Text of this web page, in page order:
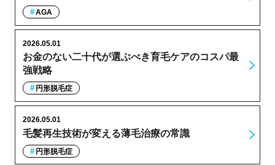
AGA
お金のない二十代が選ぶべき育毛ケアのコスパ最
強戦略
2026.05.01
円形脱毛症
毛髪再生技術が変える薄毛治療の常識
2026.05.01
円形脱毛症